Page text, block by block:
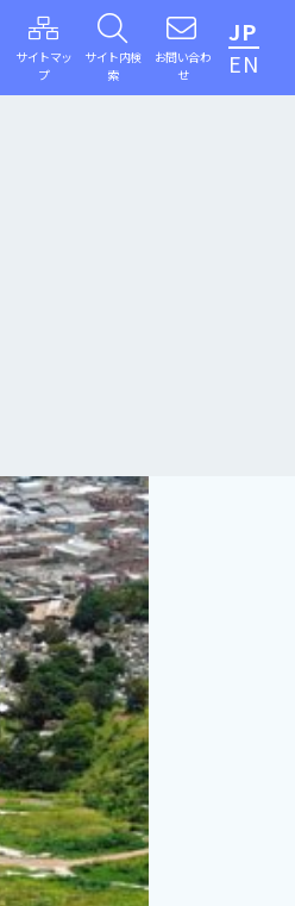
サイトマッ
プ
サイト内検
索
お問い合わ
せ
JP
EN